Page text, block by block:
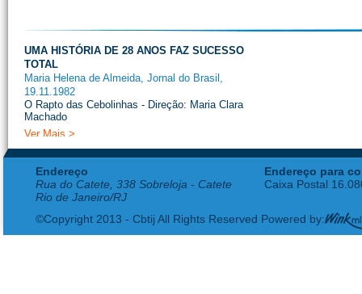
UMA HISTÓRIA DE 28 ANOS FAZ SUCESSO
TOTAL
Maria Helena de Almeida, Jornal do Brasil,
19.11.1982
O Rapto das Cebolinhas - Direção: Maria Clara
Machado
Ver Mais >
Endereço
Rua do Catete, 338 Sobreloja - Catete
Rio de Janeiro/RJ
Endereço para
Caixa Postal
©Copyright 2013 - Cbtij All Rights Reserved Powered by: